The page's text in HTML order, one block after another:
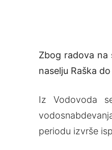
Zbog radova na
naselju Raška
Iz Vodovoda
periodu izvrše